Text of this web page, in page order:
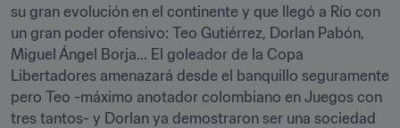
su gran evolución en el continente y que llegó a Río con
un gran poder ofensivo: Teo Gutiérrez, Dorlan Pabón,
Miguel Ángel Borja... El goleador de la Copa
Libertadores amenazará desde el banquillo seguramente
pero Teo -máximo anotador colombiano en Juegos con
tres tantos- y Dorlan ya demostraron ser una sociedad